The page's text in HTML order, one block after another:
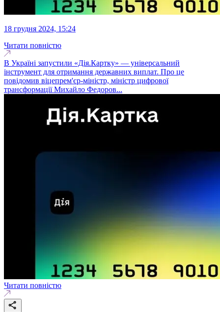
18 грудня 2024, 15:24
Читати повністю
В Україні запустили «Дія.Картку» — універсальний
інструмент для отримання державних виплат. Про це
повідомив віцепрем'єр-міністр, міністр цифрової
трансформації Михайло Федоров...
Читати повністю